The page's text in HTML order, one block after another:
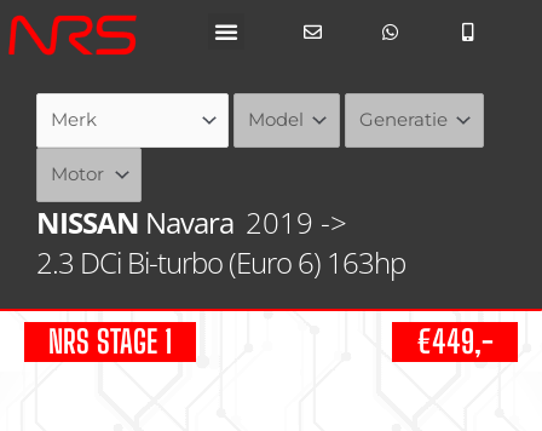
Ga
naar
NISSAN Navara 2019 ->
2.3 DCi Bi-turbo (Euro 6) 163hp
NRS STAGE 1 €449,-